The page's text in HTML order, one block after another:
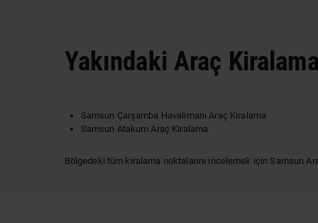
Yakındaki Araç
Samsun Çarşamba Havalimanı Araç Kiralama
Samsun Atakum Araç Kiralama
Bölgedeki tüm kiralama noktalarını incelemek için Samsun